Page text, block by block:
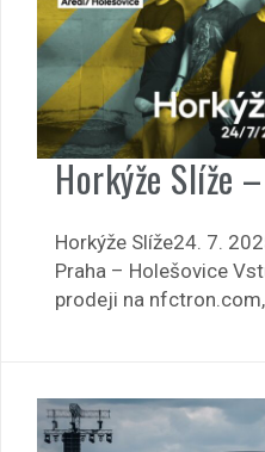
Horkýže Slíže
Horkýže Slíže24. 7.
Praha – Holešovice
prodeji na